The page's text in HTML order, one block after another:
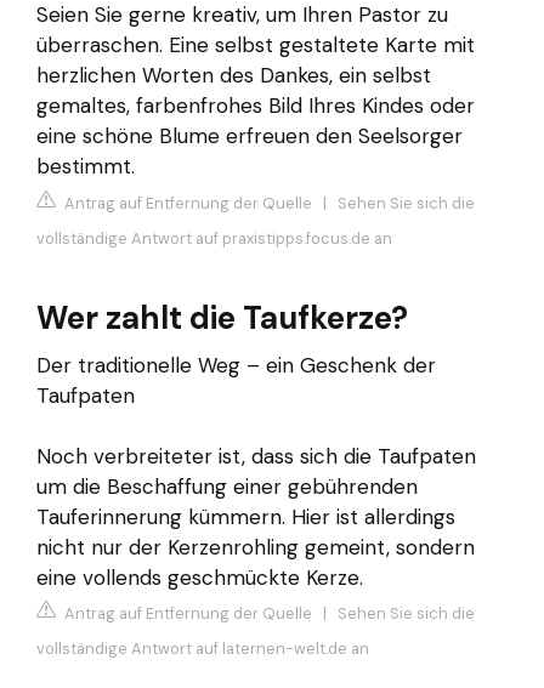
Seien Sie gerne kreativ, um Ihren Pastor zu
überraschen. Eine selbst gestaltete Karte mit
herzlichen Worten des Dankes, ein selbst
gemaltes, farbenfrohes Bild Ihres Kindes oder
eine schöne Blume erfreuen den Seelsorger
bestimmt.
Antrag auf Entfernung der Quelle | Sehen Sie sich die
vollständige Antwort auf praxistipps.focus.de an
Wer zahlt die Taufkerze?
Der traditionelle Weg – ein Geschenk der
Taufpaten
Noch verbreiteter ist, dass sich die Taufpaten
um die Beschaffung einer gebührenden
Tauferinnerung kümmern. Hier ist allerdings
nicht nur der Kerzenrohling gemeint, sondern
eine vollends geschmückte Kerze.
Antrag auf Entfernung der Quelle | Sehen Sie sich die
vollständige Antwort auf laternen-welt.de an